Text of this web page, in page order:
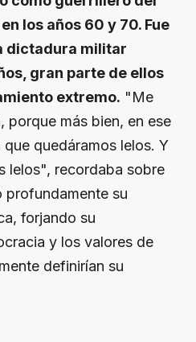
los años 60 y 70. Fue
dictadura militar
gran parte de ellos
extremo. "Me
porque más bien, en ese
quedáramos lelos. Y
lelos", recordaba sobre
profundamente su
forjando su
y los valores de
definirían su